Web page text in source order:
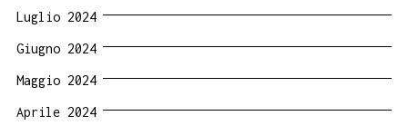
Luglio 2024
Giugno 2024
Maggio 2024
Aprile 2024